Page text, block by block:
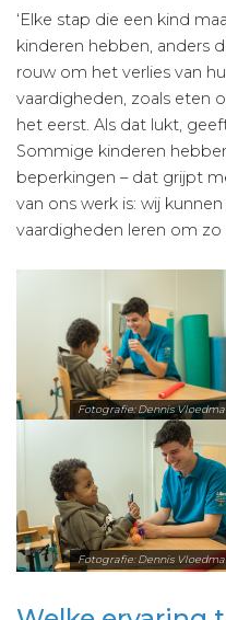
‘Elke stap die een kind
kinderen hebben, anders
rouw om het verlies van
vaardigheden, zoals eten
het eerst. Als dat lukt,
Sommige kinderen
beperkingen – dat grijpt
van ons werk is: wij
vaardigheden leren om zo
Fotografie: Dennis
Fotografie: Dennis